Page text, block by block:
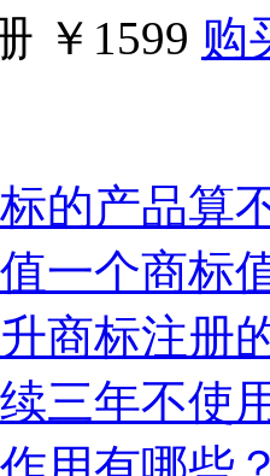
￥1599 购
的产品算
一个商标
商标注册
三年不使